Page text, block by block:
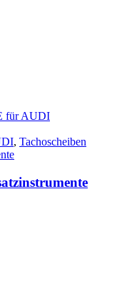
, Tachoscheiben